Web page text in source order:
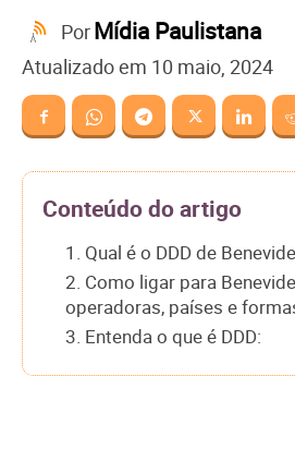
PorMídia Paulistana
Atualizado em 10 maio, 2024
Conteúdo do artigo
1. Qual é o DDD de
2. Como ligar para
operadoras, países e
3. Entenda o que é DDD: